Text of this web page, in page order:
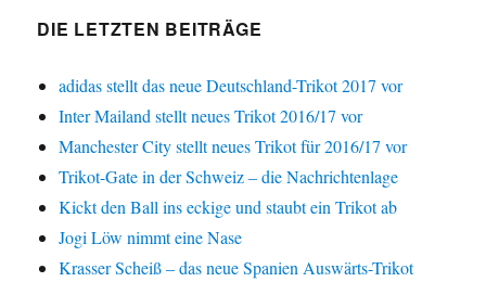
DIE LETZTEN BEITRÄGE
adidas stellt das neue Deutschland-Trikot 2017 vor
Inter Mailand stellt neues Trikot 2016/17 vor
Manchester City stellt neues Trikot für 2016/17 vor
Trikot-Gate in der Schweiz – die Nachrichtenlage
Kickt den Ball ins eckige und staubt ein Trikot ab
Jogi Löw nimmt eine Nase
Krasser Scheiß – das neue Spanien Auswärts-Trikot